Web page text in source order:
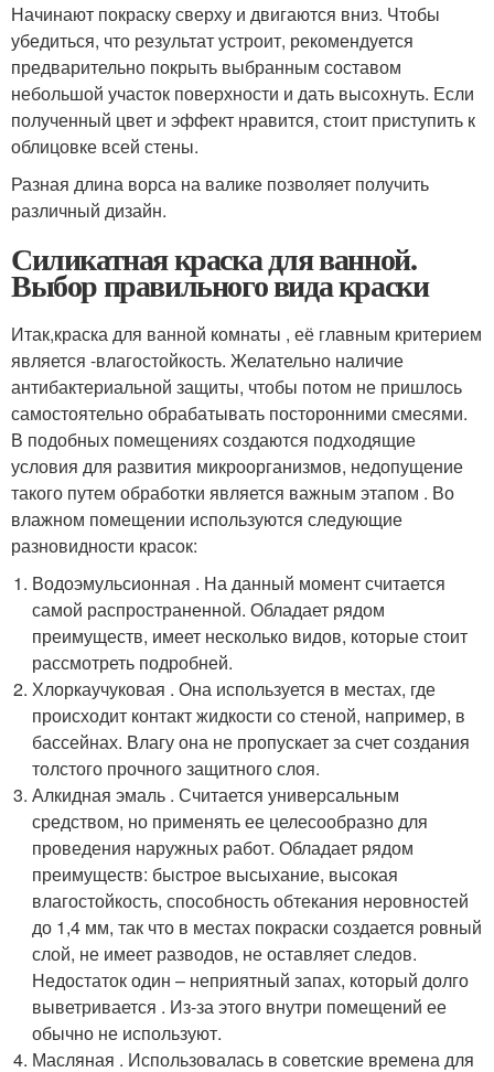
Начинают покраску сверху и двигаются вниз. Чтобы
убедиться, что результат устроит, рекомендуется
предварительно покрыть выбранным составом
небольшой участок поверхности и дать высохнуть. Если
полученный цвет и эффект нравится, стоит приступить к
облицовке всей стены.
Разная длина ворса на валике позволяет получить
различный дизайн.
Силикатная краска для ванной.
Выбор правильного вида краски
Итак,краска для ванной комнаты , её главным критерием
является -влагостойкость. Желательно наличие
антибактериальной защиты, чтобы потом не пришлось
самостоятельно обрабатывать посторонними смесями.
В подобных помещениях создаются подходящие
условия для развития микроорганизмов, недопущение
такого путем обработки является важным этапом . Во
влажном помещении используются следующие
разновидности красок:
Водоэмульсионная . На данный момент считается
самой распространенной. Обладает рядом
преимуществ, имеет несколько видов, которые стоит
рассмотреть подробней.
Хлоркаучуковая . Она используется в местах, где
происходит контакт жидкости со стеной, например, в
бассейнах. Влагу она не пропускает за счет создания
толстого прочного защитного слоя.
Алкидная эмаль . Считается универсальным
средством, но применять ее целесообразно для
проведения наружных работ. Обладает рядом
преимуществ: быстрое высыхание, высокая
влагостойкость, способность обтекания неровностей
до 1,4 мм, так что в местах покраски создается ровный
слой, не имеет разводов, не оставляет следов.
Недостаток один – неприятный запах, который долго
выветривается . Из-за этого внутри помещений ее
обычно не используют.
Масляная . Использовалась в советские времена для